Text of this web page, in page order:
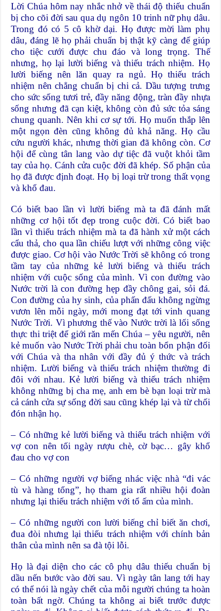
Lời Chúa hôm nay nhắc nhở về thái độ thiếu chuẩn
bị cho cõi đời sau qua dụ ngôn 10 trinh nữ phụ dâu.
Trong đó có 5 cô khờ dại. Họ được mời làm phụ
dâu, đáng lẽ họ phải chuẩn bị thật kỹ càng để giúp
cho tiệc cưới được chu đáo và long trọng. Thế
nhưng, họ lại lười biếng và thiếu trách nhiệm. Họ
lười biếng nên lăn quay ra ngủ. Họ thiếu trách
nhiệm nên chẳng chuẩn bị chi cả. Dầu tượng trưng
cho sức sống tươi trẻ, đầy năng động, tràn đầy nhựa
sống nhưng đã cạn kiệt, không còn đủ sức tỏa sáng
chung quanh. Nên khi cơ sự tới. Họ muốn thắp lên
một ngọn đèn cũng không đủ khả năng. Họ cầu
cứu người khác, nhưng thời gian đã không còn. Cơ
hội để cùng tân lang vào dự tiệc đã vuột khỏi tầm
tay của họ. Cánh cửa cuộc đời đã khép. Số phận của
họ đã được định đoạt. Họ bị loại trừ trong thất vọng
và khổ đau.
Có biết bao lần vì lười biếng mà ta đã đánh mất
những cơ hội tốt đẹp trong cuộc đời. Có biết bao
lần vì thiếu trách nhiệm mà ta đã hành xử một cách
cẩu thả, cho qua lần chiếu lượt với những công việc
được giao. Cơ hội vào Nước Trời sẽ không có trong
tầm tay của những kẻ lười biếng và thiếu trách
nhiệm với cuộc sống của mình. Vì con đường vào
Nước trời là con đường hẹp đầy chông gai, sỏi đá.
Con đường của hy sinh, của phấn đấu không ngừng
vươn lên mỗi ngày, mới mong đạt tới vinh quang
Nước Trời. Vì phương thế vào Nước trời là lối sống
thực thi triệt để giới răn mến Chúa – yêu người, nên
kẻ muốn vào Nước Trời phải chu toàn bổn phận đối
với Chúa và tha nhân với đầy đủ ý thức và trách
nhiệm. Lười biếng và thiếu trách nhiệm thường đi
đôi với nhau. Kẻ lười biếng và thiếu trách nhiệm
không những bị cha mẹ, anh em bè bạn loại trừ mà
cả cánh cửa sự sống đời sau cũng khép lại và từ chối
đón nhận họ.
– Có những kẻ lười biếng và thiếu trách nhiệm với
vợ con nên tối ngày rượu chè, cờ bạc… gây khổ
đau cho vợ con
– Có những người vợ biếng nhác việc nhà “đi vác
tù và hàng tổng”, họ tham gia rất nhiều hội đoàn
nhưng lại thiếu trách nhiệm với tổ ấm của mình.
– Có những người con lười biếng chỉ biết ăn chơi,
đua đòi nhưng lại thiếu trách nhiệm với chính bản
thân của mình nên sa đà tội lỗi.
Họ là đại diện cho các cô phụ dâu thiếu chuẩn bị
dầu nến bước vào đời sau. Vì ngày tân lang tới hay
có thể nói là ngày chết của mỗi người chúng ta hoàn
toàn bất ngờ. Chúng ta không ai biết trước được